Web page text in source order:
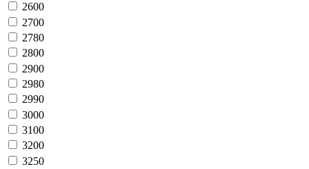
2600
2700
2780
2800
2900
2980
2990
3000
3100
3200
3250